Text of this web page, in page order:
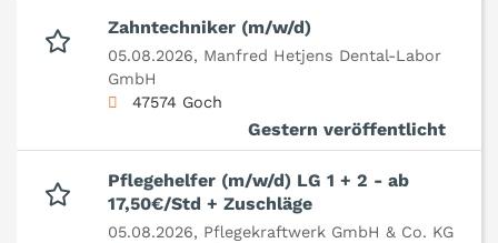
Zahntechniker (m/w/d)
05.08.2026, Manfred Hetjens Dental-Labor
GmbH
47574 Goch
Gestern veröffentlicht
Pflegehelfer (m/w/d) LG 1 + 2 - ab
17,50€/Std + Zuschläge
05.08.2026, Pflegekraftwerk GmbH & Co. KG